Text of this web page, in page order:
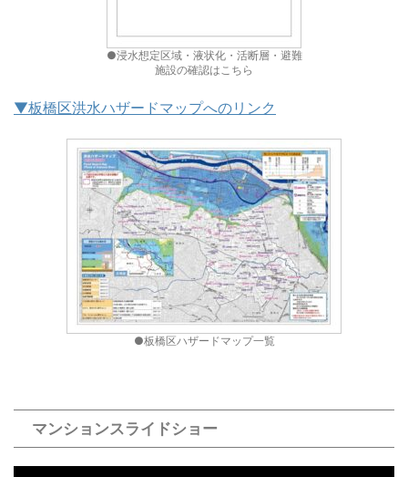
●浸水想定区域・液状化・活断層・避難
施設の確認はこちら
▼板橋区洪水ハザードマップへのリンク
●板橋区ハザードマップ一覧
マンションスライドショー